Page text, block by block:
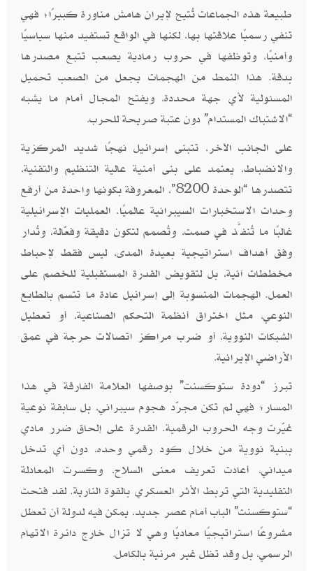
طبيعة هذه الجماعات تُتيح لإيران هامش مناورة كبيرًا؛ فهي
تنفي رسميًا علاقتها بها، لكنها في الواقع تستفيد منها سياسيًا
وأمنيًا، وتوظفها في حروب رمادية يصعب تتبع مصدرها
بدقة. هذا النمط من الهجمات يجعل من الصعب تحميل
المسئولية لأي جهة محددة، ويفتح المجال أمام ما يشبه
“الاشتباك المستدام” دون عتبة صريحة للحرب.
على الجانب الآخر، تتبنى إسرائيل نهجًا شديد المركزية
والانضباط، يعتمد على بنى أمنية عالية التنظيم والتقنية،
تتصدرها “الوحدة 8200”، المعروفة بكونها واحدة من أرفع
وحدات الاستخبارات السيبرانية عالميًا. العمليات الإسرائيلية
غالبًا ما تُنفَّذ في صمت، وتُصمم لتكون دقيقة وفعّالة، وتُدار
وفق أهداف استراتيجية بعيدة المدى، ليس فقط لإحباط
مخططات آنية، بل لتقويض القدرة المستقبلية للخصم على
العمل. الهجمات المنسوبة إلى إسرائيل عادة ما تتسم بالطابع
النوعي، مثل اختراق أنظمة التحكم الصناعية، أو تعطيل
الشبكات النووية، أو ضرب مراكز اتصالات حرجة في عمق
الأراضي الإيرانية.
تبرز “دودة ستوكسنت” بوصفها العلامة الفارقة في هذا
المسار؛ فهي لم تكن مجرّد هجوم سيبراني، بل سابقة نوعية
غيّرت وجه الحروب الرقمية. القدرة على إلحاق ضرر مادي
ببنية نووية من خلال كود رقمي وحده، دون أي تدخل
ميداني، أعادت تعريف معنى السلاح، وكسرت المعادلة
التقليدية التي تربط الأثر العسكري بالقوة النارية. لقد فتحت
“ستوكسنت” الباب أمام عصر جديد، يمكن فيه لدولة أن تعطل
مشروعًا استراتيجيًا معاديًا وهي لا تزال خارج دائرة الاتهام
الرسمي، بل وقد تظل غير مرئية بالكامل.